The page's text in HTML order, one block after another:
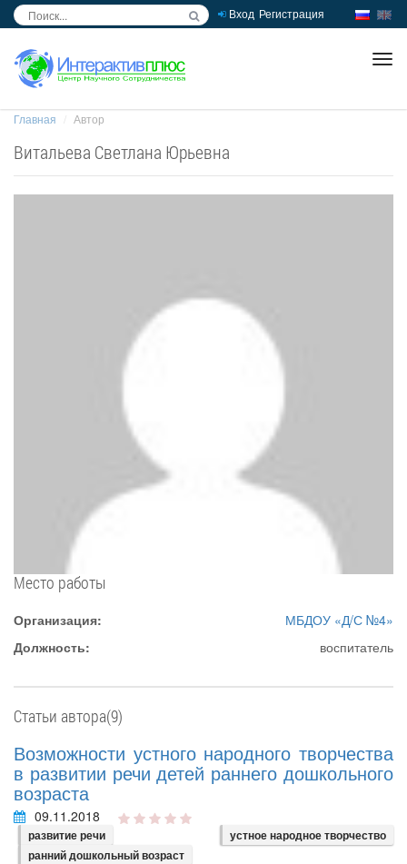
Вход Регистрация
Главная Автор
Витальева Светлана Юрьевна
Место работы
Организация:
МБДОУ «Д/С №4»
Должность:
воспитатель
Статьи автора(9)
Возможности устного народного творчества
в развитии речи детей раннего дошкольного
возраста
09.11.2018
развитие речи
устное народное творчество
ранний дошкольный возраст